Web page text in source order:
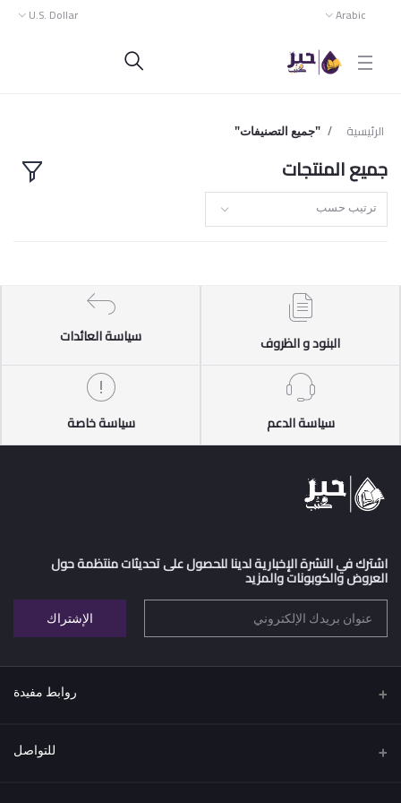
Arabic
U.S. Dollar
الرئيسية "جميع التصنيفات"
جميع المنتجات
ترتيب حسب
البنود و الظروف سياسة العائدات
سياسة الدعم سياسة خاصة
اشترك في النشرة الإخبارية لدينا للحصول على تحديثات منتظمة حول
العروض والكوبونات والمزيد
الإشتراك
روابط مفيدة
اتفاقية البيع عن بعد
للتواصل